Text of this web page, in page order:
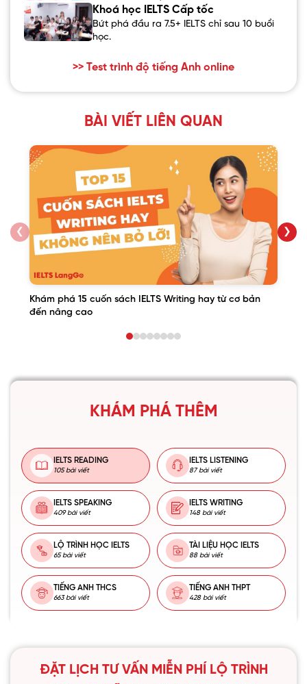
Khoá học IELTS Cấp tốc
Bứt phá đầu ra 7.5+ IELTS chỉ sau 10 buổi
học.
>> Test trình độ tiếng Anh online
BÀI VIẾT LIÊN QUAN
❮
Khám phá 15 cuốn sách IELTS Writing hay từ cơ bản
đến nâng cao
❯
KHÁM PHÁ THÊM
IELTS READING
105 bài viết
IELTS LISTENING
87 bài viết
IELTS SPEAKING
409 bài viết
IELTS WRITING
148 bài viết
LỘ TRÌNH HỌC IELTS
65 bài viết
TÀI LIỆU HỌC IELTS
88 bài viết
TIẾNG ANH THCS
663 bài viết
TIẾNG ANH THPT
428 bài viết
ĐẶT LỊCH TƯ VẤN MIỄN PHÍ LỘ TRÌNH